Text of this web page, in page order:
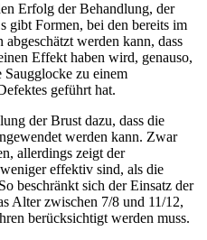
Erfolg der Behandlung, der
gibt Formen, bei den bereits im
werden kann, dass
Effekt haben wird, genauso,
zu einem
geführt hat.
der Brust dazu, dass die
werden kann. Zwar
allerdings zeigt der
effektiv sind, als die
beschränkt sich der Einsatz der
Alter zwischen 7/8 und 11/12,
berücksichtigt werden muss.